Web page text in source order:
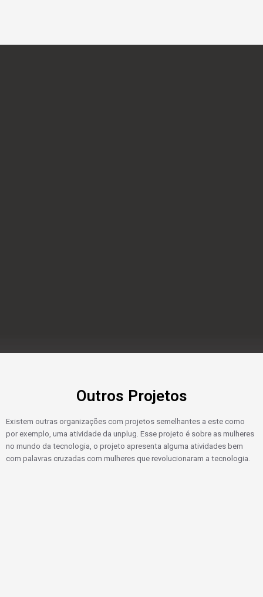
Outros Projetos
Existem outras organizações com projetos semelhantes a este como
por exemplo, uma atividade da unplug. Esse projeto é sobre as mulheres
no mundo da tecnologia, o projeto apresenta alguma atividades bem
com palavras cruzadas com mulheres que revolucionaram a tecnologia.